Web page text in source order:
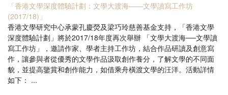
「香港文學深度體驗計劃：文學大渡海——文學讀寫工作坊
(2017/18)」
香港文學研究中心承蒙孔慶熒及梁巧玲慈善基金支持，「香港文學
深度體驗計劃」將於2017/18年度再次舉辦 「文學大渡海──文學讀
寫工作坊」，邀請作家、學者主持工作坊，結合作品研讀及創意寫
作，讓參與者從優秀的文學作品汲取創作養分，了解文學的不同面
貌，並提高鑒賞和創作能力，如借乘舟橫渡文學的汪洋。活動詳情
如下： ...